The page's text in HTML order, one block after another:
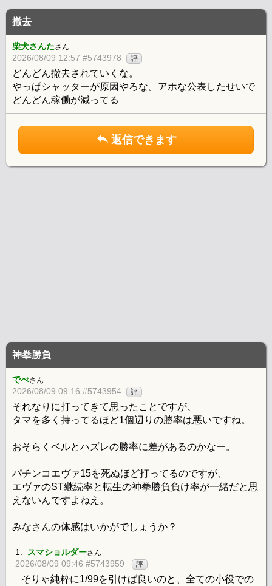
撤去
柴犬さんたさん
2026/08/09 12:57 #5743978 評
どんどん撤去されていくな。
やっぱシャッターが原因やろな。アホな公表したせいで
どんどん稼働が減ってる
返信できます
神拳勝負
でべさん
2026/08/09 09:16 #5743954 評
それなりに打ってきて思ったことですが、
タマを多く持ってるほど1個辺りの勝率は悪いですね。
おそらくベルとハズレの勝率に差があるのかなー。
パチンコエヴァ15を死ぬほど打ってるのですが、
エヴァのST継続率と転生の神拳勝負負け率が一緒だと思
えないんですよねえ。
みなさんの体感はいかがでしょうか？
1. スマショルダーさん
2026/08/09 09:46 #5743959 評
そりゃ純粋に1/99を引けば良いのと、全ての小役での